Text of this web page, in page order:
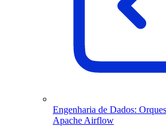
Engenharia de Dados:
Apache Airflow